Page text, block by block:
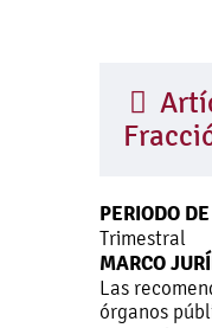
PERIODO
Trimestral
MARCO
Las
órganos